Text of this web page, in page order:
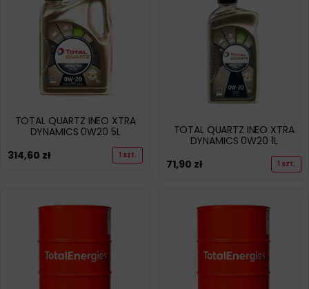
TOTAL QUARTZ INEO XTRA
DYNAMICS 0W20 5L
314,60 zł 1 szt.
TOTAL QUARTZ INEO XTRA
DYNAMICS 0W20 1L
71,90 zł 1 szt.